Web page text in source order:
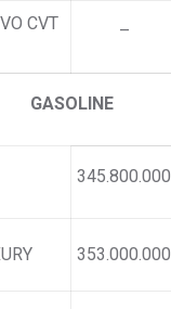
CVT
–
GASOLINE
345.800.000
353.000.000